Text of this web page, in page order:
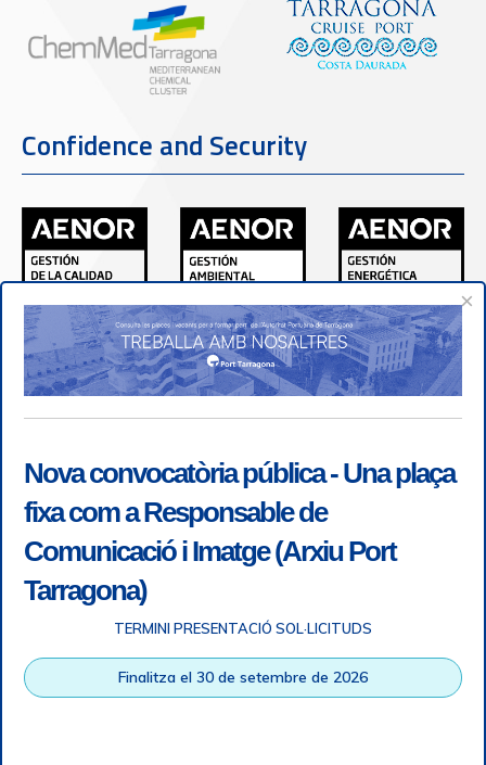
Confidence and Security
×
Nova convocatòria pública - Una plaça
fixa com a Responsable de
Comunicació i Imatge (Arxiu Port
Tarragona)
TERMINI PRESENTACIÓ SOL·LICITUDS
Finalitza el 30 de setembre de 2026